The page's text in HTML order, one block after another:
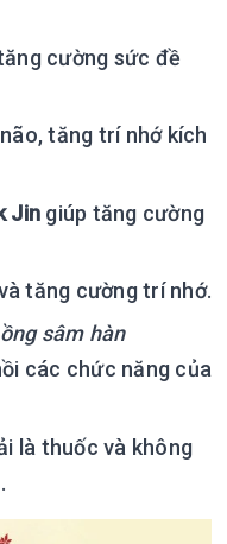
cường sức đề
tăng trí nhớ kích
Jin giúp tăng cường
tăng cường trí nhớ.
sâm hàn
các chức năng của
là thuốc và không